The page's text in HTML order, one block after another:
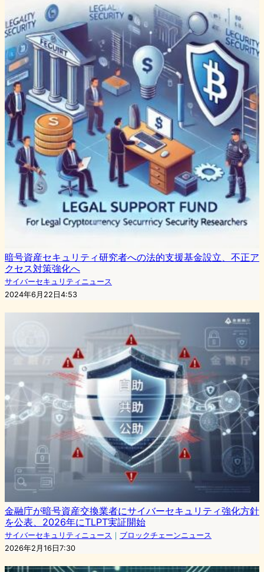
暗号資産セキュリティ研究者への法的支援基金設立、不正ア
クセス対策強化へ
サイバーセキュリティニュース
2024年6月22日4:53
金融庁が暗号資産交換業者にサイバーセキュリティ強化方針
を公表、2026年にTLPT実証開始
サイバーセキュリティニュース ｜ ブロックチェーンニュース
2026年2月16日7:30